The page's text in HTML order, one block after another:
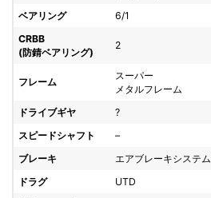
ベアリング
6/1
CRBB
(防錆ベアリング)
2
フレーム
スーパー
メタルフレーム
ドライブギヤ
?
スピードシャフト
–
ブレーキ
エアブレーキシステム
ドラグ
UTD